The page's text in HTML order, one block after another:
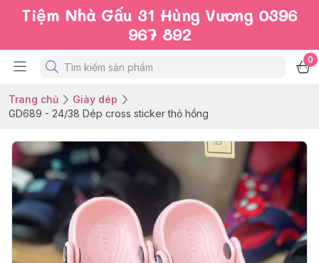
Tiệm Nhà Gấu 31 Hùng Vương 0396
967 892
0
Trang chủ
Giày dép
GD689 - 24/38 Dép cross sticker thỏ hồng